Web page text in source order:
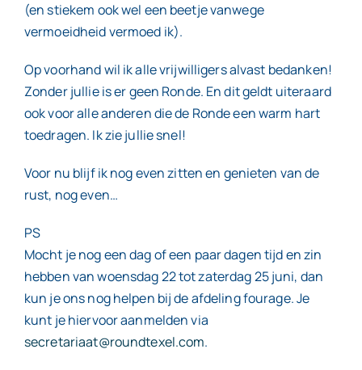
(en stiekem ook wel een beetje vanwege
vermoeidheid vermoed ik).
Op voorhand wil ik alle vrijwilligers alvast bedanken!
Zonder jullie is er geen Ronde. En dit geldt uiteraard
ook voor alle anderen die de Ronde een warm hart
toedragen. Ik zie jullie snel!
Voor nu blijf ik nog even zitten en genieten van de
rust, nog even…
PS
Mocht je nog een dag of een paar dagen tijd en zin
hebben van woensdag 22 tot zaterdag 25 juni, dan
kun je ons nog helpen bij de afdeling fourage. Je
kunt je hiervoor aanmelden via
secretariaat@roundtexel.com.